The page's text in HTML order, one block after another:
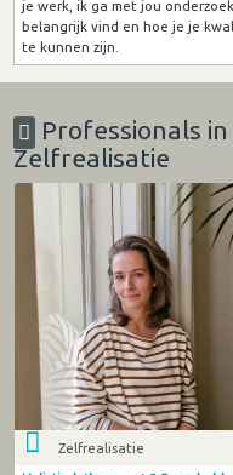
je werk, ik ga met jou
belangrijk vind en hoe je je
te kunnen zijn.
Professionals
Zelfrealisatie
Zelfrealisatie